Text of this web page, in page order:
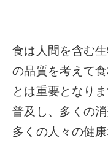
食は人間を含む
の品質を考えて
とは重要となり
普及し、多くの
多くの人々の健